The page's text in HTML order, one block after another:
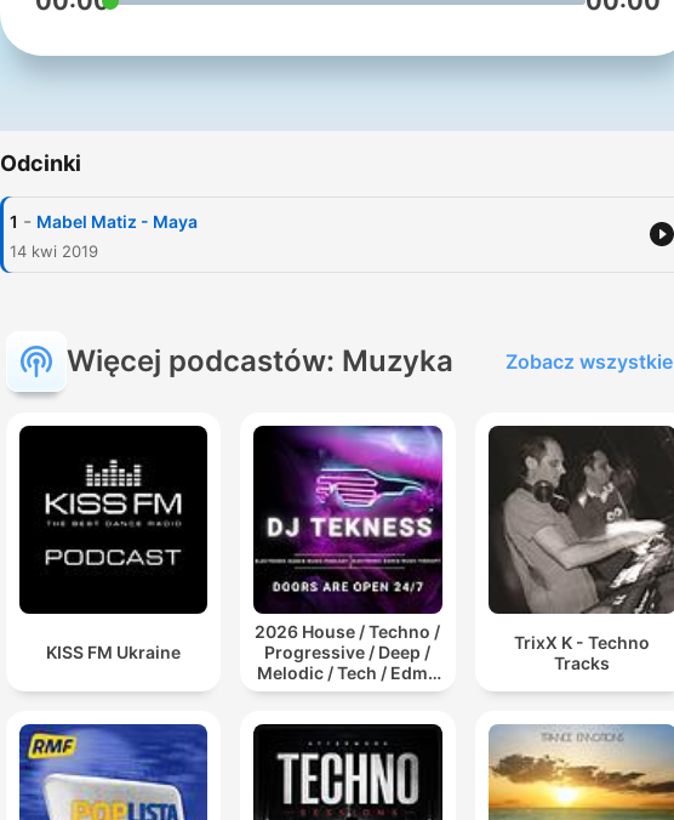
Odcinki
1 - Mabel Matiz - Maya
14 kwi 2019
Więcej podcastów: Muzyka Zobacz wszystkie
KISS FM Ukraine
2026 House / Techno /
Progressive / Deep /
Melodic / Tech / Edm /
Afro / ibiza DJ Mix /
Electronic Dance Musi
TrixX K - Techno
Tracks